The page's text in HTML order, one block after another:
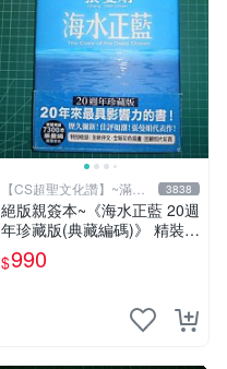
【CS超聖文化讚】~滿千
元送運
3838
絕版親簽本~《海水正藍 20週
年珍藏版(典藏編碼)》 精裝
張曼娟 皇冠【CS超聖文化2
讚】
$990